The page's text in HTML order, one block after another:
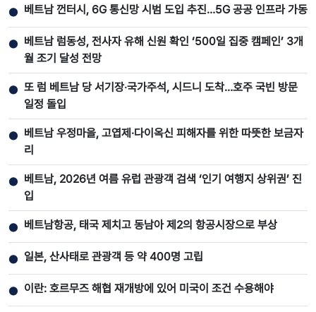
● 베트남 껀터시, 6G 통신망 시범 도입 추진…5G 공공 인프라 가동
● 베트남 럼동성, 전사자 유해 신원 확인 ‘500일 집중 캠페인’ 3개
월 조기 달성 전망
● 또 럼 베트남 당 서기장‧국가주석, 시드니 도착…호주 국빈 방문
일정 돌입
● 베트남 우정마을, 고엽제·다이옥신 피해자를 위한 따뜻한 보금자
리
● 베트남, 2026년 여름 유럽 관광객 검색 ‘인기 여행지 상위권’ 진
입
● 베트남항공, 태국 제치고 동남아 제2의 항공시장으로 부상
● 일본, 산사태로 관광객 등 약 400명 고립
● 이란: 호르무즈 해협 재개방에 있어 미국이 조건 수용해야